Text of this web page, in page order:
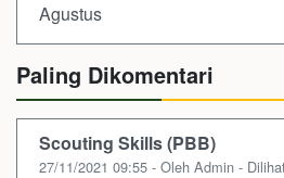
Agustus
Paling Dikomentari
Scouting Skills (PBB)
27/11/2021 09:55 - Oleh Admin -